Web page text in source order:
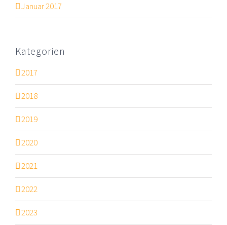
Januar 2017
Kategorien
2017
2018
2019
2020
2021
2022
2023